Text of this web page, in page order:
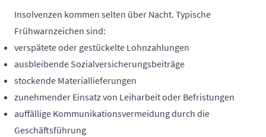
Insolvenzen kommen selten über Nacht. Typische
Frühwarnzeichen sind:
verspätete oder gestückelte Lohnzahlungen
ausbleibende Sozialversicherungsbeiträge
stockende Materiallieferungen
zunehmender Einsatz von Leiharbeit oder Befristungen
auffällige Kommunikationsvermeidung durch die
Geschäftsführung